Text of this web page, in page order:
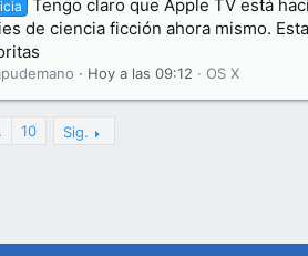
Tengo claro que Apple TV está
de ciencia ficción ahora mismo.
Hoy a las 09:12 OS X
10 Sig.